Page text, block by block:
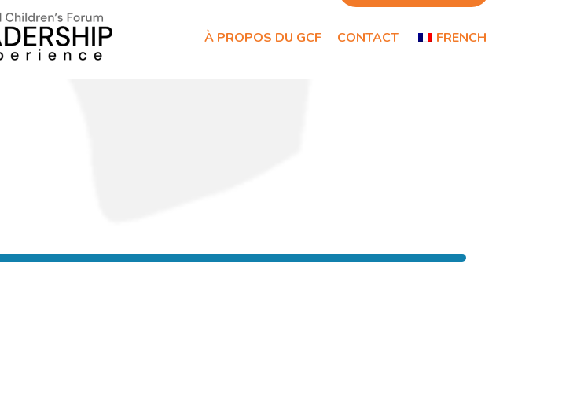
À PROPOS DU GCF CONTACT FRENCH